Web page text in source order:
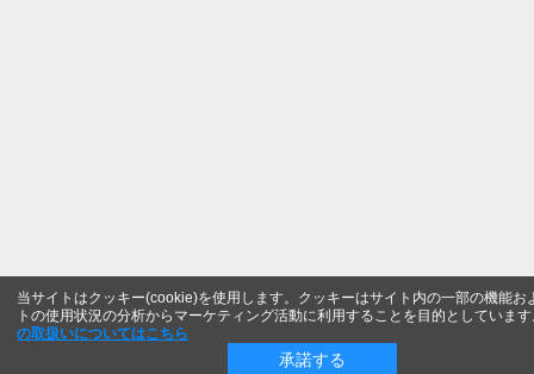
当サイトはクッキー(cookie)を使用します。クッキーはサイト内の一部の機能お
トの使用状況の分析からマーケティング活動に利用することを目的としていま
の取扱いについてはこちら
承諾する